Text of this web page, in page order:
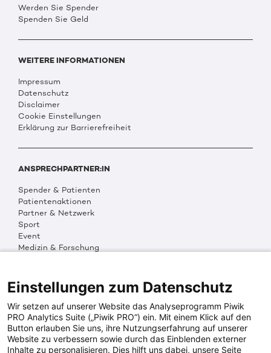
Werden Sie Spender
Spenden Sie Geld
WEITERE INFORMATIONEN
Impressum
Datenschutz
Disclaimer
Cookie Einstellungen
Erklärung zur Barrierefreiheit
ANSPRECHPARTNER:IN
Spender & Patienten
Patientenaktionen
Partner & Netzwerk
Sport
Event
Medizin & Forschung
Multimedia
Social Media
PRESSEINFOS
Einstellungen zum Datenschutz
Wir setzen auf unserer Website das Analyseprogramm Piwik
PRO Analytics Suite („Piwik PRO“) ein. Mit einem Klick auf den
Button erlauben Sie uns, ihre Nutzungserfahrung auf unserer
Website zu verbessern sowie durch das Einblenden externer
Inhalte zu personalisieren. Dies hilft uns dabei, unsere Seite